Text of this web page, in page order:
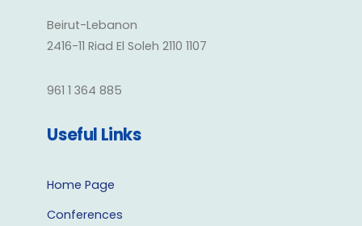
Beirut-Lebanon
2416-11 Riad El Soleh 2110 1107
961 1 364 885
Useful Links
Home Page
Conferences